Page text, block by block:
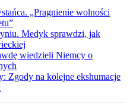
„Pragnienie wolności
Medyk sprawdzi, jak
wiedzieli Niemcy o
Zgody na kolejne ekshumacje